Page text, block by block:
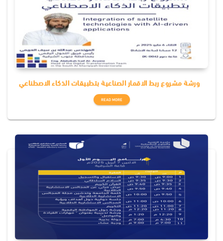
ورشة مشروع ربط الاقمار الصناعية بتطبيقات الذكاء الاصطناعي
READ MORE